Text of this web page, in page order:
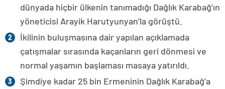
dünyada hiçbir ülkenin tanımadığı Dağlık Karabağ’ın
yöneticisi Arayik Harutyunyan’la görüştü.
İkilinin buluşmasına dair yapılan açıklamada
çatışmalar sırasında kaçanların geri dönmesi ve
normal yaşamın başlaması masaya yatırıldı.
Şimdiye kadar 25 bin Ermeninin Dağlık Karabağ’a